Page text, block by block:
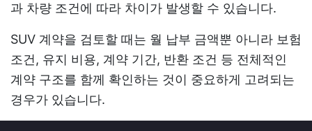
과 차량 조건에 따라 차이가 발생할 수 있습니다.
SUV 계약을 검토할 때는 월 납부 금액뿐 아니라 보험
조건, 유지 비용, 계약 기간, 반환 조건 등 전체적인
계약 구조를 함께 확인하는 것이 중요하게 고려되는
경우가 있습니다.